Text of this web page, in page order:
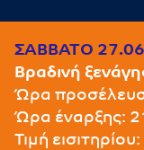
ΣΆΒΒΑΤΟ
Βραδινή
Ώρα
Ώρα έναρξης:
Τιμή